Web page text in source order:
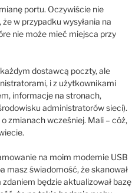
portu. Oczywiście nie
że w przypadku wysyłania na
nie może mieć miejsca przy
dostawcą poczty, ale
i z użytkownikami
informacje na stronach,
administratorów sieci).
zmianach wcześniej. Mali – cóż,
na moim modemie USB
masz świadomość, że skanował
będzie aktualizował bazę